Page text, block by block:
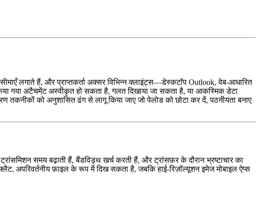
लगाते हैं, और प्राप्तकर्ता अक्सर विभिन्न क्लाइंट्स—डेस्कटॉप Outlook, वेब‑आधारित
गया अटैचमेंट अस्वीकृत हो सकता है, गलत दिखाया जा सकता है, या आकस्मिक डेटा
को अनुशासित ढंग से लागू किया जाए जो पेलोड को छोटा कर दें, पठनीयता बनाए
समय बढ़ाती हैं, बैंडविड्थ खर्च करती हैं, और ट्रांसफ़र के दौरान भ्रष्टाचार का
अपरिवर्तनीय फ़ाइल के रूप में दिख सकता है, जबकि हाई‑रिज़ॉल्यूशन इमेज मोबाइल ऐप्स